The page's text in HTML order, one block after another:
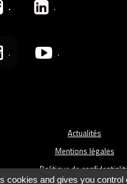
. .
. .
Actualités
Mentions légales
Politique de
cookies and gives you control